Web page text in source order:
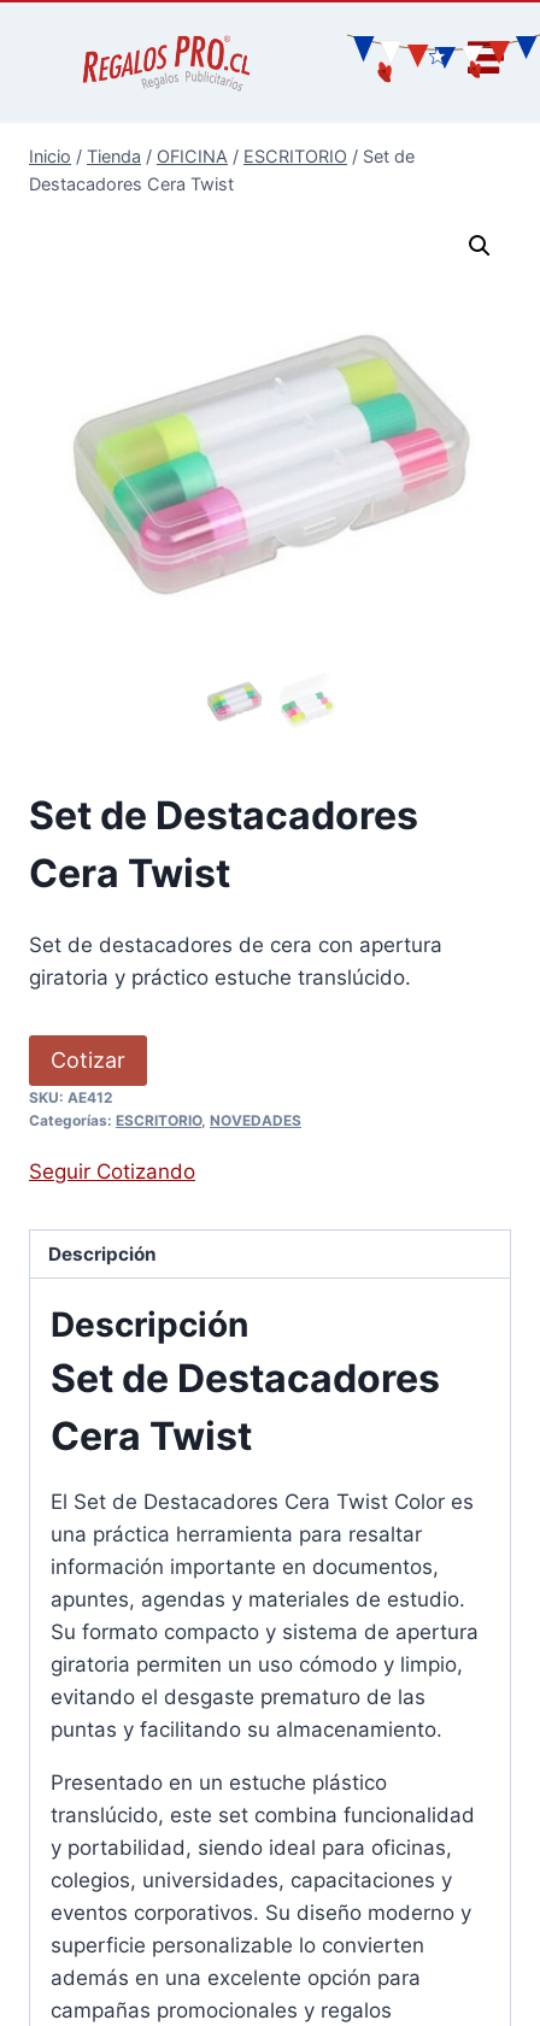
Inicio / Tienda / OFICINA / ESCRITORIO / Set de
Destacadores Cera Twist
Set de Destacadores
Cera Twist
Set de destacadores de cera con apertura
giratoria y práctico estuche translúcido.
Cotizar
SKU: AE412
Categorías: ESCRITORIO, NOVEDADES
Seguir Cotizando
Descripción
Descripción
Set de Destacadores
Cera Twist
El Set de Destacadores Cera Twist Color es
una práctica herramienta para resaltar
información importante en documentos,
apuntes, agendas y materiales de estudio.
Su formato compacto y sistema de apertura
giratoria permiten un uso cómodo y limpio,
evitando el desgaste prematuro de las
puntas y facilitando su almacenamiento.
Presentado en un estuche plástico
translúcido, este set combina funcionalidad
y portabilidad, siendo ideal para oficinas,
colegios, universidades, capacitaciones y
eventos corporativos. Su diseño moderno y
superficie personalizable lo convierten
además en una excelente opción para
campañas promocionales y regalos